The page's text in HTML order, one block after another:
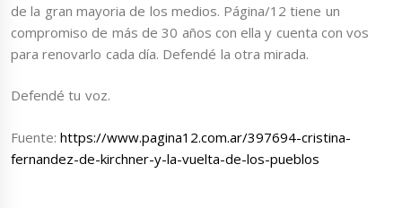
de la gran mayoria de los medios. Página/12 tiene un
compromiso de más de 30 años con ella y cuenta con vos
para renovarlo cada día. Defendé la otra mirada.
Defendé tu voz.
Fuente:https://www.pagina12.com.ar/397694-cristina-
fernandez-de-kirchner-y-la-vuelta-de-los-pueblos